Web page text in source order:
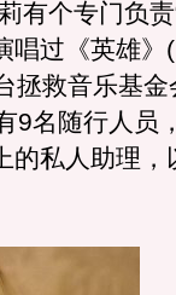
个专门负责
唱过《英雄》
拯救音乐基
9名随行人员
的私人助理，